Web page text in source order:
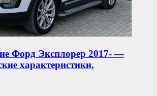
Форд Эксплорер 2017- —
характеристики,